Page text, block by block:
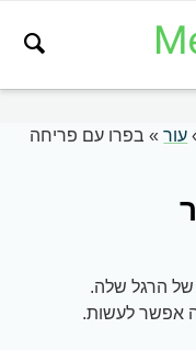
עור» בפרו עם פריחה
של הרגל שלה.
אפשר לעשות.